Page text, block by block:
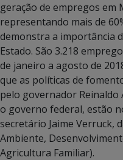
geração de empregos em
representando mais de
demonstra a importância
Estado. São 3.218
de janeiro a agosto de
que as políticas de
pelo governador Reinaldo
o governo federal, estão
secretário Jaime Verruck,
Ambiente,
Agricultura Familiar).